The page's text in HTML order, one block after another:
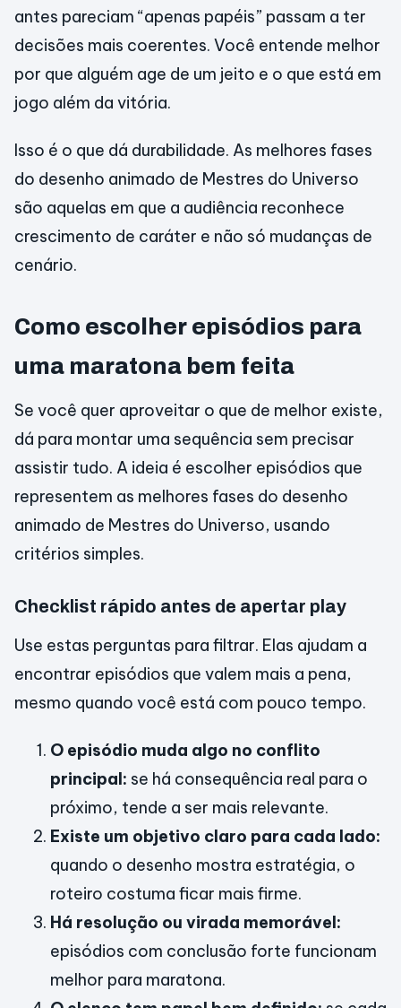
antes pareciam “apenas papéis” passam a ter
decisões mais coerentes. Você entende melhor
por que alguém age de um jeito e o que está em
jogo além da vitória.
Isso é o que dá durabilidade. As melhores fases
do desenho animado de Mestres do Universo
são aquelas em que a audiência reconhece
crescimento de caráter e não só mudanças de
cenário.
Como escolher episódios para
uma maratona bem feita
Se você quer aproveitar o que de melhor existe,
dá para montar uma sequência sem precisar
assistir tudo. A ideia é escolher episódios que
representem as melhores fases do desenho
animado de Mestres do Universo, usando
critérios simples.
Checklist rápido antes de apertar play
Use estas perguntas para filtrar. Elas ajudam a
encontrar episódios que valem mais a pena,
mesmo quando você está com pouco tempo.
O episódio muda algo no conflito
principal: se há consequência real para o
próximo, tende a ser mais relevante.
Existe um objetivo claro para cada lado:
quando o desenho mostra estratégia, o
roteiro costuma ficar mais firme.
Há resolução ou virada memorável:
episódios com conclusão forte funcionam
melhor para maratona.